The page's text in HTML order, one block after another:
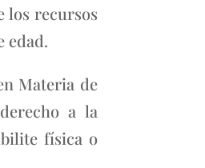
los recursos
edad.
Materia de
a la
física o